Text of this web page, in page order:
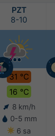
PZT
8-10
31 °C
16 °C
8 km/h
0-5 mm
6 sa